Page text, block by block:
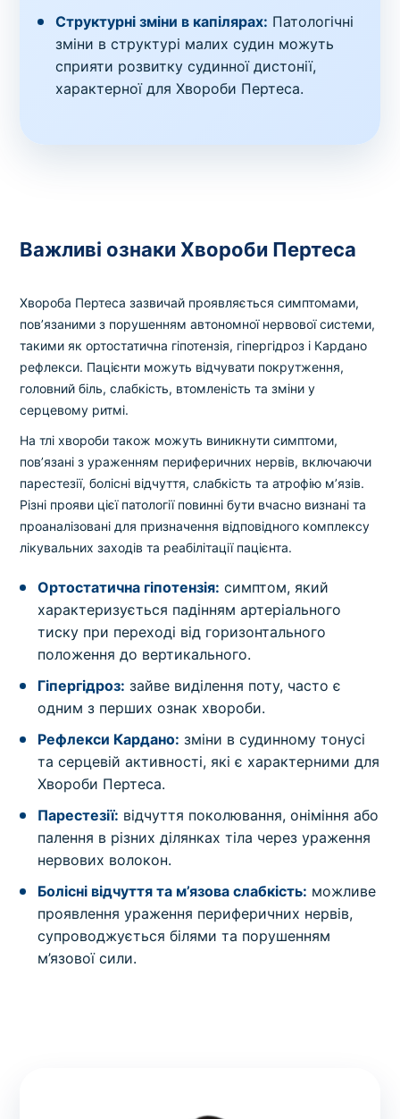
Структурні зміни в капілярах: Патологічні
зміни в структурі малих судин можуть
сприяти розвитку судинної дистонії,
характерної для Хвороби Пертеса.
Важливі ознаки Хвороби Пертеса
Хвороба Пертеса зазвичай проявляється симптомами,
пов’язаними з порушенням автономної нервової системи,
такими як ортостатична гіпотензія, гіпергідроз і Кардано
рефлекси. Пацієнти можуть відчувати покрутження,
головний біль, слабкість, втомленість та зміни у
серцевому ритмі.
На тлі хвороби також можуть виникнути симптоми,
пов’язані з ураженням периферичних нервів, включаючи
парестезії, болісні відчуття, слабкість та атрофію м’язів.
Різні прояви цієї патології повинні бути вчасно визнані та
проаналізовані для призначення відповідного комплексу
лікувальних заходів та реабілітації пацієнта.
Ортостатична гіпотензія: симптом, який
характеризується падінням артеріального
тиску при переході від горизонтального
положення до вертикального.
Гіпергідроз: зайве виділення поту, часто є
одним з перших ознак хвороби.
Рефлекси Кардано: зміни в судинному тонусі
та серцевій активності, які є характерними для
Хвороби Пертеса.
Парестезії: відчуття поколювання, оніміння або
палення в різних ділянках тіла через ураження
нервових волокон.
Болісні відчуття та м’язова слабкість: можливе
проявлення ураження периферичних нервів,
супроводжується білями та порушенням
м’язової сили.